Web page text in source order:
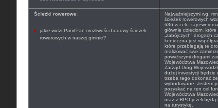
Ścieżki rowerowe:
jakie widzi Pani/Pan możliwości budowy ścieżek
rowerowych w naszej gminie?
Najważniejszymi wg.
ścieżek rowerowych
636 w celu
głównie dzieciom,
„zabójczych” drogach
konieczna jest
które przebiegają te
realizować swe
powyższymi drogami
Województwa
Zarząd Dróg
dużej inwestycji będzie
trzeba tego dokonać
wybudowane. Jestem
pozyskać na ten cel
Województwa
oraz z RPO jeżeli będą
na turystykę.